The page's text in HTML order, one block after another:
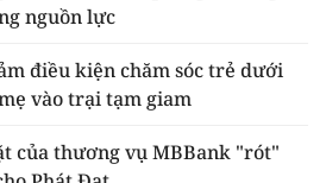
nguồn lực
điều kiện chăm sóc trẻ dưới
vào trại tạm giam
của thương vụ MBBank "rót"